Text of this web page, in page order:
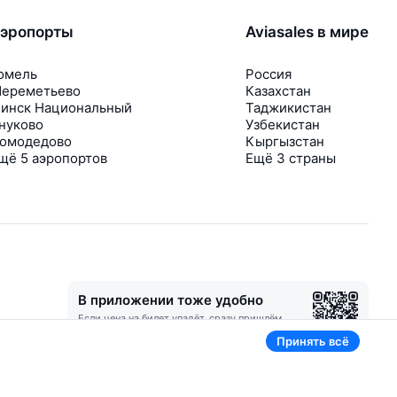
Национальный
5 аэропортов
Aviasales в мире
Россия
Казахстан
Таджикистан
Узбекистан
Кыргызстан
Ещё 3 страны
В приложении тоже удобно
Если цена на билет упадёт, сразу пришлём
Принять всё